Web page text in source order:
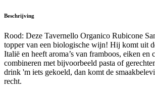
Beschrijving
Rood: Deze Tavernello Organico Rubicone
topper van een biologische wijn! Hij komt uit
Italië en heeft aroma’s van framboos, eiken en
combineren met bijvoorbeeld pasta of
drink 'm iets gekoeld, dan komt de
recht.